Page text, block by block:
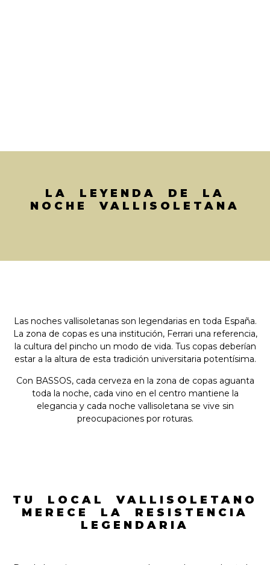
LA LEYENDA DE LA
NOCHE VALLISOLETANA
Las noches vallisoletanas son legendarias en toda España.
La zona de copas es una institución, Ferrari una referencia,
la cultura del pincho un modo de vida. Tus copas deberían
estar a la altura de esta tradición universitaria potentísima.
Con BASSOS, cada cerveza en la zona de copas aguanta
toda la noche, cada vino en el centro mantiene la
elegancia y cada noche vallisoletana se vive sin
preocupaciones por roturas.
TU LOCAL VALLISOLETANO
MERECE LA RESISTENCIA
LEGENDARIA